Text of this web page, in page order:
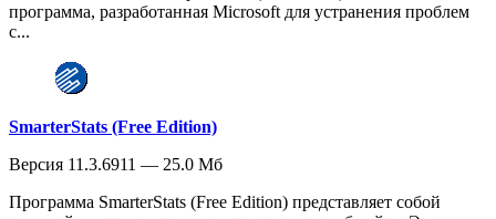
программа, разработанная Microsoft для устранения проблем
с...
SmarterStats (Free Edition)
Версия 11.3.6911 — 25.0 Мб
Программа SmarterStats (Free Edition) представляет собой